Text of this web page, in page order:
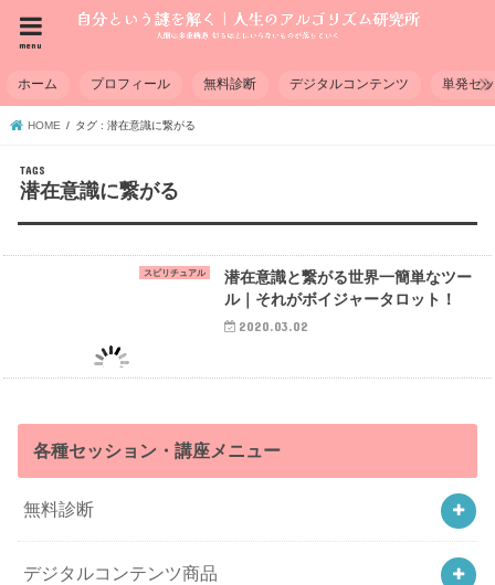
menu
ホーム プロフィール 無料診断 デジタルコンテンツ 単発セ
HOME タグ : 潜在意識に繋がる
潜在意識に繋がる
スピリチュアル
潜在意識と繋がる世界一簡単なツー
ル｜それがボイジャータロット！
2020.03.02
各種セッション・講座メニュー
無料診断
デジタルコンテンツ商品